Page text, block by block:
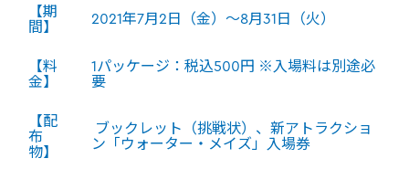
【期
間】
2021年7月2日（金）～8月31日（火）
【料
金】
1パッケージ：税込500円 ※入場料は別途必
要
【配
布
物】
ブックレット（挑戦状）、新アトラクショ
ン「ウォーター・メイズ」入場券